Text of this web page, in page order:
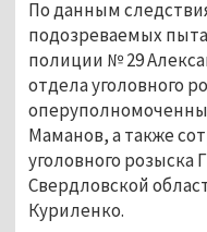
По данным
подозреваемых
полиции № 29
отдела уголовного
Маманов, а также
уголовного розыска
Свердловской
Куриленко.